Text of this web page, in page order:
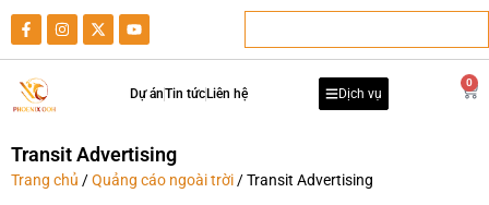
Dự ánTin tức Liên hệ Dịch vụ
0
Transit Advertising
Trang chủ /Quảng cáo ngoài trời / Transit Advertising